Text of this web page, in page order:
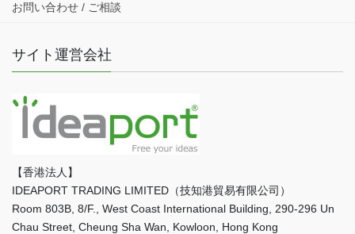
お問い合わせ / ご相談
サイト運営会社
【香港法人】
IDEAPORT TRADING LIMITED（技知港貿易有限公司）
Room 803B, 8/F., West Coast International Building, 290-296 Un
Chau Street, Cheung Sha Wan, Kowloon, Hong Kong